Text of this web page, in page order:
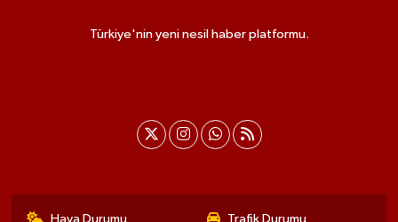
Türkiye'nin yeni nesil haber platformu.
Hava Durumu Trafik Durumu